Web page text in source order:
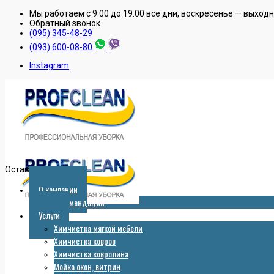
Мы работаем с 9.00 до 19.00 все дни, воскресенье —
Обратный звонок
(095) 345-48-29
(093) 600-08-80
Instagram
Оставить заявку
О компании
Рекомендации
Услуги
Химчистка мягкой мебели
Химчистка ковров
Химчистка ковролина
Мойка окон, витрин